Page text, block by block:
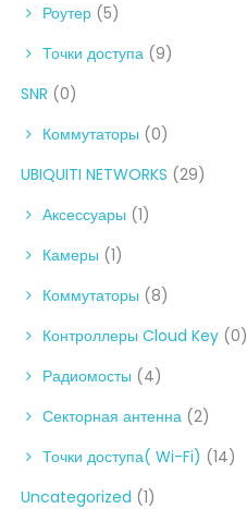
Роутер (5)
Точки доступа (9)
SNR (0)
Коммутаторы (0)
UBIQUITI NETWORKS (29)
Аксессуары (1)
Камеры (1)
Коммутаторы (8)
Контроллеры Cloud Key (0)
Радиомосты (4)
Секторная антенна (2)
Точки доступа( Wi-Fi) (14)
Uncategorized (1)